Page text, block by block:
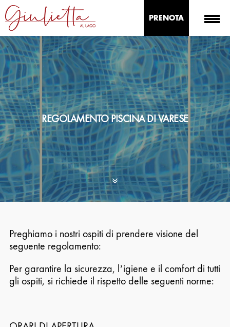
PRENOTA
REGOLAMENTO PISCINA DI VARESE
Preghiamo i nostri ospiti di prendere visione del
seguente regolamento:
Per garantire la sicurezza, l’igiene e il comfort di tutti
gli ospiti, si richiede il rispetto delle seguenti norme: